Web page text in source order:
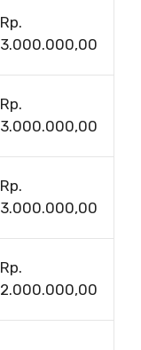
Rp.
3.000.000,00
Rp.
3.000.000,00
Rp.
3.000.000,00
Rp.
2.000.000,00